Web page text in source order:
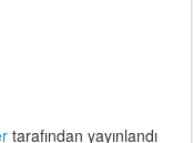
tarafından yayınlandı